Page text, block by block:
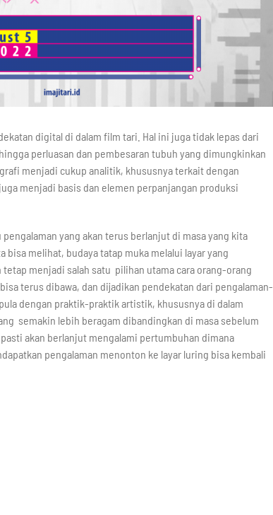
digital di dalam film tari. Hal ini juga tidak lepas dari
perluasan dan pembesaran tubuh yang dimungkinkan
menjadi cukup analitik, khususnya terkait dengan
menjadi basis dan elemen perpanjangan produksi
yang akan terus berlanjut di masa yang kita
melihat, budaya tatap muka melalui layar yang
menjadi salah satu pilihan utama cara orang-orang
terus dibawa, dan dijadikan pendekatan dari pengalaman-
dengan praktik-praktik artistik, khususnya di dalam
semakin lebih beragam dibandingkan di masa sebelum
akan berlanjut mengalami pertumbuhan dimana
pengalaman menonton ke layar luring bisa kembali